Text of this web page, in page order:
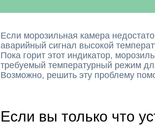
Если морозильная камера
аварийный сигнал высокой
Пока горит этот индикатор,
требуемый температурный режим
Возможно, решить эту проблему
Если вы только что